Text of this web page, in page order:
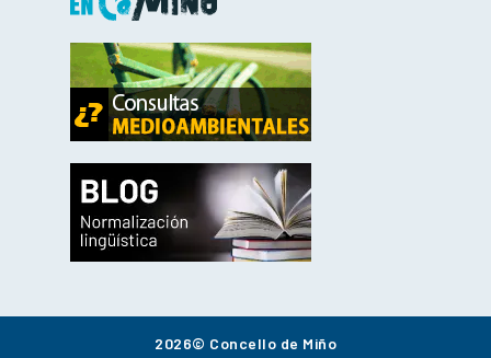
2026© Concello de Miño